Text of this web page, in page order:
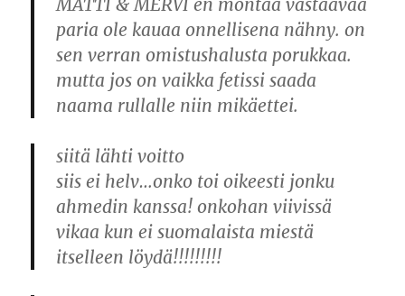
MATTI & MERVI en montaa vastaavaa
paria ole kauaa onnellisena nähny. on
sen verran omistushalusta porukkaa.
mutta jos on vaikka fetissi saada
naama rullalle niin mikäettei.
siitä lähti voitto
siis ei helv…onko toi oikeesti jonku
ahmedin kanssa! onkohan viivissä
vikaa kun ei suomalaista miestä
itselleen löydä!!!!!!!!!